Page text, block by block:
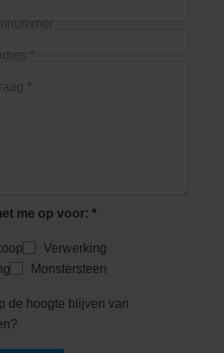
*
*
me op voor: *
Verwerking
Monstersteen
de hoogte blijven van